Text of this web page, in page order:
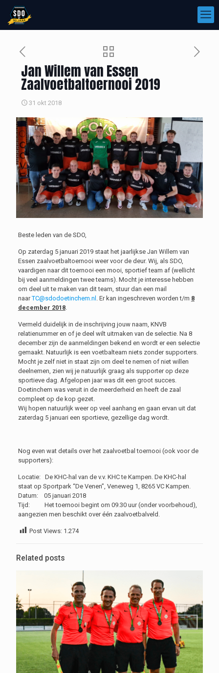
Jan Willem van Essen
Zaalvoetbaltoernooi 2019
31 okt 2018
Beste leden van de SDO,
Op zaterdag 5 januari 2019 staat het jaarlijkse Jan Willem van
Essen zaalvoetbaltoernooi weer voor de deur. Wij, als SDO,
vaardigen naar dit toernooi een mooi, sportief team af (wellicht
bij veel aanmeldingen twee teams). Mocht je interesse hebben
om deel uit te maken van dit team, stuur dan een mail
naarTC@sdodoetinchem.nl . Er kan ingeschreven worden t/m 8
december 2018.
Vermeld duidelijk in de inschrijving jouw naam, KNVB
relatienummer en of je deel wilt uitmaken van de selectie. Na 8
december zijn de aanmeldingen bekend en wordt er een selectie
gemaakt. Natuurlijk is een voetbalteam niets zonder supporters.
Mocht je zelf niet in staat zijn om deel te nemen of niet willen
deelnemen, zien wij je natuurlijk graag als supporter op deze
sportieve dag. Afgelopen jaar was dit een groot succes.
Doetinchem was veruit in de meerderheid en heeft de zaal
compleet op de kop gezet.
Wij hopen natuurlijk weer op veel aanhang en gaan ervan uit dat
zaterdag 5 januari een sportieve, gezellige dag wordt.
Nog even wat details over het zaalvoetbal toernooi (ook voor de
supporters):
Locatie: De KHC-hal van de v.v. KHC te Kampen. De KHC-hal
staat op Sportpark “De Venen”, Veneweg 1, 8265 VC Kampen.
Datum: 05 januari 2018
Tijd: Het toernooi begint om 09.30 uur (onder voorbehoud),
aangezien men beschikt over één zaalvoetbalveld.
Post Views: 1.274
Related posts